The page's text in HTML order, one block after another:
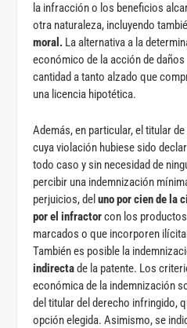
la infracción o los beneficios
otra naturaleza, incluyendo
moral. La alternativa a la
económico de la acción de
cantidad a tanto alzado que
una licencia hipotética.
Además, en particular, el titular
cuya violación hubiese sido
todo caso y sin necesidad de
percibir una indemnización
perjuicios, del uno por cien de la
por el infractorcon los
marcados o que incorporen
También es posible la
indirectade la patente. Los
económica de la indemnización
del titular del derecho infringido,
opción elegida. Asimismo, se